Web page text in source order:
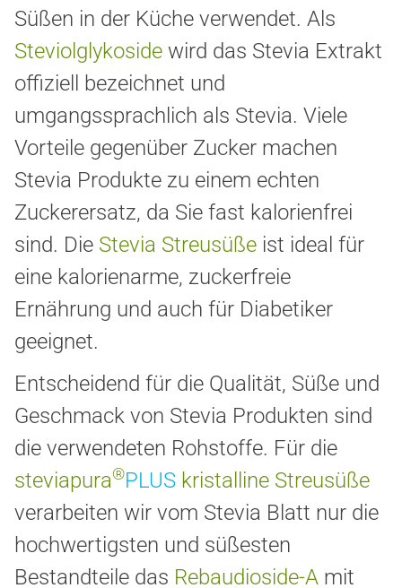
Süßen in der Küche verwendet. Als
Steviolglykoside wird das Stevia Extrakt
offiziell bezeichnet und
umgangssprachlich als Stevia. Viele
Vorteile gegenüber Zucker machen
Stevia Produkte zu einem echten
Zuckerersatz, da Sie fast kalorienfrei
sind. Die Stevia Streusüße ist ideal für
eine kalorienarme, zuckerfreie
Ernährung und auch für Diabetiker
geeignet.
Entscheidend für die Qualität, Süße und
Geschmack von Stevia Produkten sind
die verwendeten Rohstoffe. Für die
steviapura®PLUS kristalline Streusüße
verarbeiten wir vom Stevia Blatt nur die
hochwertigsten und süßesten
Bestandteile das Rebaudioside-A mit